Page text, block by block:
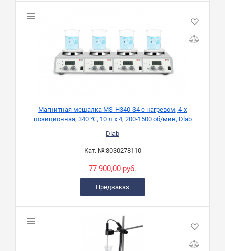
Магнитная мешалка MS-H340-S4 с нагревом, 4-х
позиционная, 340 ℃, 10 л х 4, 200-1500 об/мин, Dlab
Dlab
Кат. №:8030278110
77 900,00 руб.
Предзаказ